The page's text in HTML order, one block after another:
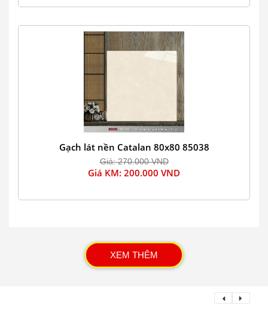
Gạch lát nền Catalan 80x80 85038
Giá: 270.000 VND
Giá KM: 200.000 VND
XEM THÊM